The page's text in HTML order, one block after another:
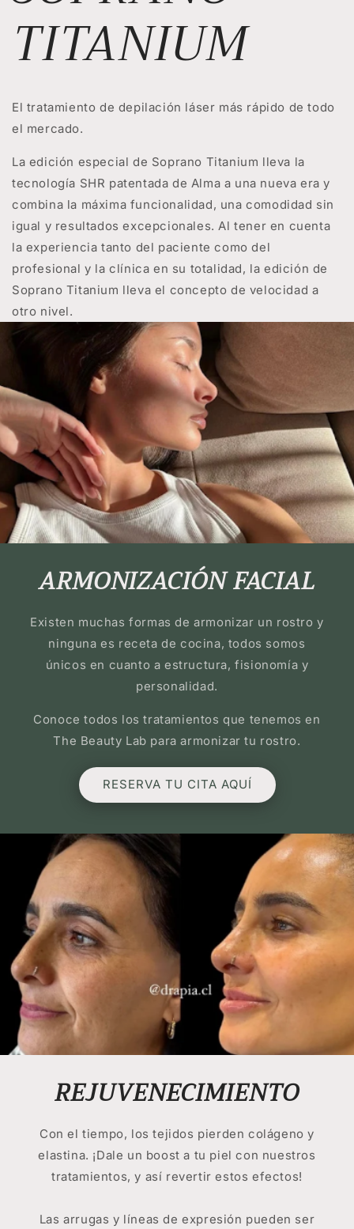
TITANIUM
El tratamiento de depilación láser más rápido de todo
el mercado.
La edición especial de Soprano Titanium lleva la
tecnología SHR patentada de Alma a una nueva era y
combina la máxima funcionalidad, una comodidad sin
igual y resultados excepcionales. Al tener en cuenta
la experiencia tanto del paciente como del
profesional y la clínica en su totalidad, la edición de
Soprano Titanium lleva el concepto de velocidad a
otro nivel.
ARMONIZACIÓN FACIAL
Existen muchas formas de armonizar un rostro y
ninguna es receta de cocina, todos somos
únicos en cuanto a estructura, fisionomía y
personalidad.
Conoce todos los tratamientos que tenemos en
The Beauty Lab para armonizar tu rostro.
RESERVA TU CITA AQUÍ
REJUVENECIMIENTO
Con el tiempo, los tejidos pierden colágeno y
elastina. ¡Dale un boost a tu piel con nuestros
tratamientos, y así revertir estos efectos!
Las arrugas y líneas de expresión pueden ser